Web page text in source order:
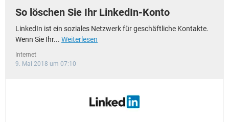
So löschen Sie Ihr LinkedIn-Konto
LinkedIn ist ein soziales Netzwerk für geschäftliche Kontakte.
Wenn Sie Ihr... Weiterlesen
Internet
9. Mai 2018 um 07:10